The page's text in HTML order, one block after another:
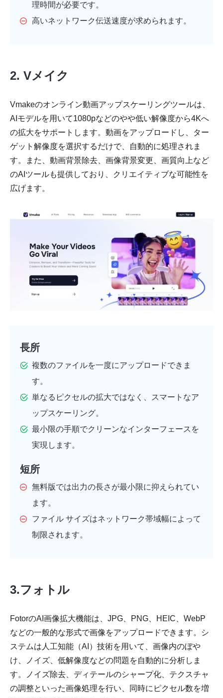
理時間が必要です。
高いネットワーク伝送速度が求められます。
2. Vメイク
Vmakeのオンライン動画アップスケーリングツールは、
AIモデルを用いて1080pなどのやや低い解像度から4Kへ
の拡大をサポートします。動画をアップロードし、ター
ゲット解像度を選択するだけで、自動的に処理されま
す。また、動画背景除去、画像背景変更、画質向上など
のAIツールも提供しており、クリエイティブな可能性を
広げます。
長所
複数のファイルを一度にアップロードできま
す。
単なるピクセルの拡大ではなく、スマートなア
ップスケーリング。
最小限の手順でクリーンなインターフェースを
実現します。
短所
無料版では出力の長さが最小限に抑えられてい
ます。
ファイル サイズはネットワーク帯域幅によって
制限されます。
3.フォトル
FotorのAI画像拡大機能は、JPG、PNG、HEIC、WebP
などの一般的な形式で画像をアップロードできます。シ
ステムは人工知能（AI）技術を用いて、画像内のぼや
け、ノイズ、低解像度などの問題を自動的に分析しま
す。ノイズ除去、ディテールのシャープ化、テクスチャ
の調整といった画像処理を行い、同時にピクセル数を増